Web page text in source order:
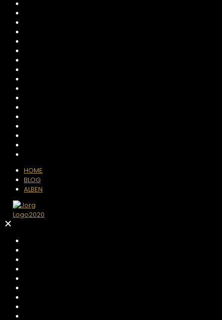
HOME
BLOG
ALBEN
✕